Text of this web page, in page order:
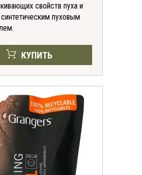
свойств пуха и
пуховым
КУПИТЬ